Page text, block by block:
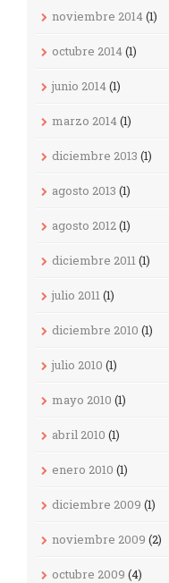
noviembre 2014(1)
octubre 2014(1)
junio 2014(1)
marzo 2014(1)
diciembre 2013 (1)
agosto 2013 (1)
agosto 2012(1)
diciembre 2011 (1)
julio 2011 (1)
diciembre 2010 (1)
julio 2010 (1)
mayo 2010 (1)
abril 2010 (1)
enero 2010 (1)
diciembre 2009 (1)
noviembre 2009 (2)
octubre 2009 (4)